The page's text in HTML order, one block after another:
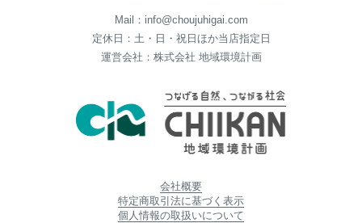
Mail：info@choujuhigai.com
定休日：土・日・祝日ほか当店指定日
運営会社：株式会社 地域環境計画
会社概要
特定商取引法に基づく表示
個人情報の取扱いについて